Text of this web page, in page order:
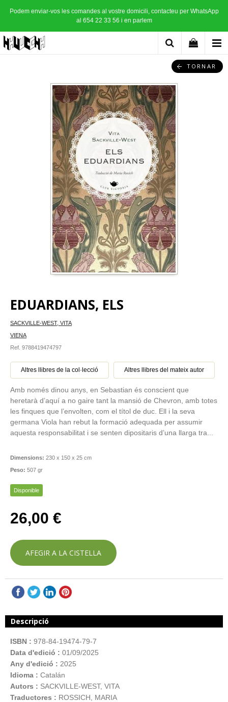
Podem enviar-vos les comandes al vostre domicili, contacteu per WhatsApp
al 654 22 33 56 i en parlem
TORNAR
EDUARDIANS, ELS
SACKVILLE-WEST, VITA
VIENA
Ref. 9788419474797
Altres llibres de la col·lecció Altres llibres del mateix autor
Amb només dinou anys, en Sebastian és conscient que
heretarà d’aquí a no gaire tant la mansió de Chevron, amb totes
les finques que l’envolten, com el títol de duc. Ell i la seva
germana Viola han rebut la formació adequada per assumir
aquesta responsabilitat i se senten dipositaris d’una llarga tra...
Dimensions: 230 x 150 x 25 cm
Peso: 507 gr
Disponible
26,00 €
AFEGIR A LA CISTELLA
Descripció
ISBN : 978-84-19474-79-7
Data d'edició : 01/09/2025
Any d'edició : 2025
Idioma : Catalán
Autors : SACKVILLE-WEST, VITA
Traductores : ROSSICH, MARIA